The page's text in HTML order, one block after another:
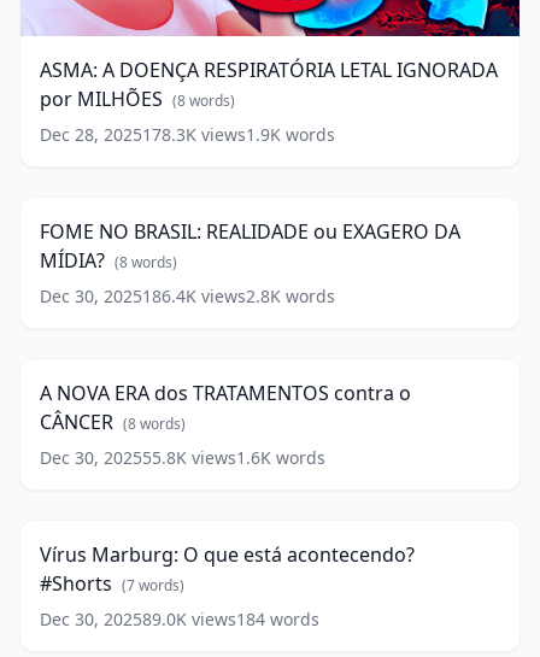
DOENÇA
LETAL
IGNORADA
por
MILHÕES
ASMA: A DOENÇA RESPIRATÓRIA LETAL IGNORADA
por MILHÕES (8words)
Dec 28, 2025178.3K views1.9K words
FOME
ou
EXAGERO
DA
MÍDIA?
FOME NO BRASIL: REALIDADE ou EXAGERO DA
MÍDIA? (8words)
Dec 30, 2025186.4K views2.8K words
A
TRATAMENTOS
contra
o
CÂNCER
A NOVA ERA dos TRATAMENTOS contra o
CÂNCER (8words)
Dec 30, 202555.8K views1.6K words
Vírus
está
acontecendo?
#Shorts
(7
Vírus Marburg: O que está acontecendo?
#Shorts (7words)
Dec 30, 202589.0K views184 words